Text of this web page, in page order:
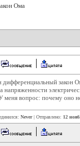
Ома
дифференциальный закон
меня вопрос: почему оно
Never| Отправлено: 12